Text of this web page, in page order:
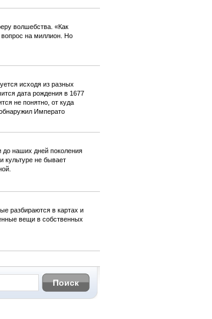
волшебства. «Как
вопрос на миллион. Но
исходя из разных
дата рождения в 1677
не понятно, от куда
Императо
до наших дней поколения
культуре не бывает
разбираются в картах и
вещи в собственных